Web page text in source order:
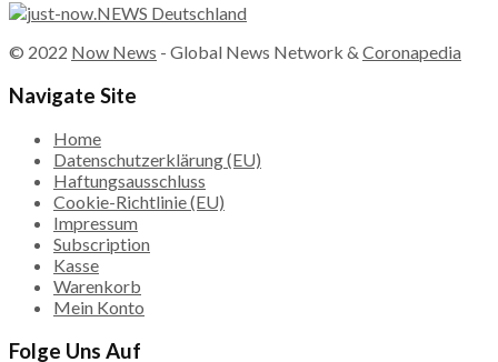
© 2022 Now News - Global News Network & Coronapedia
Navigate Site
Home
Datenschutzerklärung (EU)
Haftungsausschluss
Cookie-Richtlinie (EU)
Impressum
Subscription
Kasse
Warenkorb
Mein Konto
Folge Uns Auf